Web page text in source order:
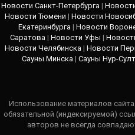
Новости Санкт-Петербурга |
Новости Тюмени | Новости
Екатеринбурга | Новости
Саратова | Новости Уфы |
Новости Челябинска | Новости
Сауны Минска | Сауны Нур-
Использование материалов
обязательной (индексируемой)
авторов не всегда